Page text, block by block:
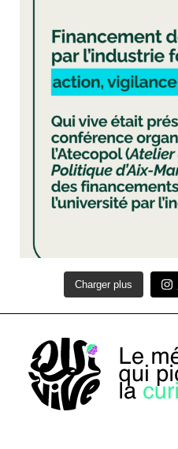
Charger plus